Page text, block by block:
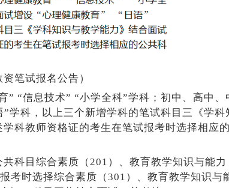
笔试报名公告）
“信息技术” “小学全科”学科；初中、高中、
学科，以上三个新增学科的笔试科目三《学科
科教师资格证的考生在笔试报考时选择相应的
科目综合素质（201）、教育教学知识与能力
考时选择综合素质（301）、教育教学知识与